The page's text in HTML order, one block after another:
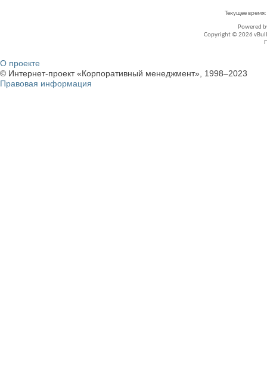
Текущее время:
Powered
Copyright © 2026
О проекте
© Интернет-проект «Корпоративный менеджмент», 1998–2023
Правовая информация